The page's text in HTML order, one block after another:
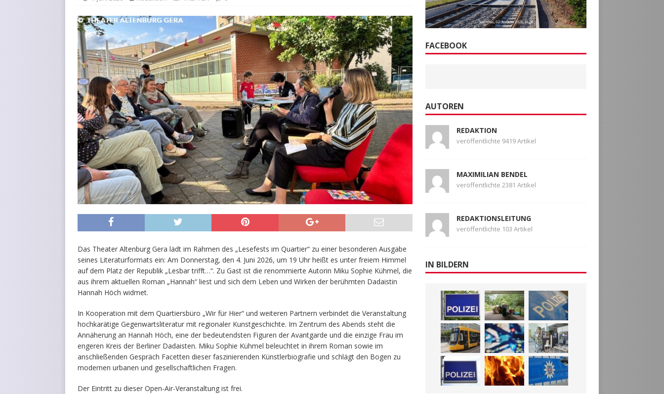
Das Theater Altenburg Gera lädt im Rahmen des „Lesefests im Quartier“ zu einer besonderen Ausgabe
seines Literaturformats ein: Am Donnerstag, den 4. Juni 2026, um 19 Uhr heißt es unter freiem Himmel
auf dem Platz der Republik „Lesbar trifft…“. Zu Gast ist die renommierte Autorin Miku Sophie Kühmel, die
aus ihrem aktuellen Roman „Hannah“ liest und sich dem Leben und Wirken der berühmten Dadaistin
Hannah Höch widmet.
In Kooperation mit dem Quartiersbüro „Wir für Hier“ und weiteren Partnern verbindet die Veranstaltung
hochkarätige Gegenwartsliteratur mit regionaler Kunstgeschichte. Im Zentrum des Abends steht die
Annäherung an Hannah Höch, eine der bedeutendsten Figuren der Avantgarde und die einzige Frau im
engeren Kreis der Berliner Dadaisten. Miku Sophie Kühmel beleuchtet in ihrem Roman sowie im
anschließenden Gespräch Facetten dieser faszinierenden Künstlerbiografie und schlägt den Bogen zu
modernen urbanen und gesellschaftlichen Fragen.
Der Eintritt zu dieser Open-Air-Veranstaltung ist frei.
FACEBOOK
AUTOREN
REDAKTION
veröffentlichte 9419 Artikel
MAXIMILIAN BENDEL
veröffentlichte 2381 Artikel
REDAKTIONSLEITUNG
veröffentlichte 103 Artikel
IN BILDERN